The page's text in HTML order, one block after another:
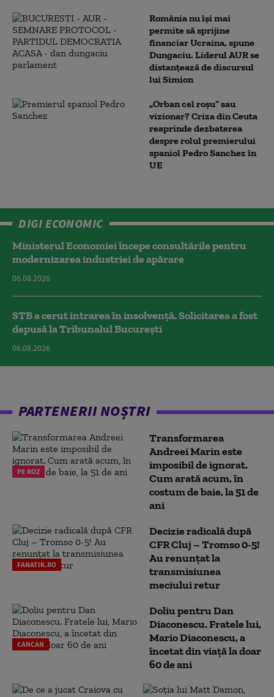
România nu își mai
permite să sprijine
financiar Ucraina, spune
Dungaciu. Liderul AUR se
distanțează de discursul
lui Simion
„Orban cel roșu” sau
vizionar? Criza din Ceuta
reaprinde dezbaterea
despre rolul premierului
spaniol Pedro Sanchez în
UE
DIGI ECONOMIC
Ministerul Economiei începe consultările pentru
modernizarea industriei de apărare
06.08.2026
STB a cerut intrarea în insolvență. Solicitarea a fost
depusă la Tribunalul București
06.08.2026
PARTENERII NOȘTRI
PE ROZ
Transformarea
Andreei Marin este
imposibil de ignorat.
Cum arată acum, în
costum de baie, la 51 de
ani
FANATIK.RO
Decizie radicală după
CFR Cluj – Tromso 0-5!
Au renunțat la
transmisiunea
meciului retur
CANCAN
Doliu pentru Dan
Diaconescu. Fratele lui,
Mario Diaconescu, a
încetat din viață la doar
60 de ani